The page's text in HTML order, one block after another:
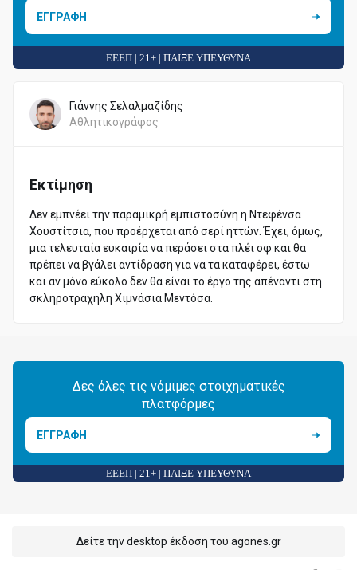
ΕΓΓΡΑΦΗ
ΕΕΕΠ | 21+ | ΠΑΙΞΕ ΥΠΕΥΘΥΝΑ
Γιάννης Σελαλμαζίδης
Αθλητικογράφος
Εκτίμηση
Δεν εμπνέει την παραμικρή εμπιστοσύνη η Ντεφένσα
Χουστίτσια, που προέρχεται από σερί ηττών. Έχει, όμως,
μια τελευταία ευκαιρία να περάσει στα πλέι οφ και θα
πρέπει να βγάλει αντίδραση για να τα καταφέρει, έστω
και αν μόνο εύκολο δεν θα είναι το έργο της απέναντι στη
σκληροτράχηλη Χιμνάσια Μεντόσα.
Δες όλες τις νόμιμες στοιχηματικές
πλατφόρμες
ΕΓΓΡΑΦΗ
ΕΕΕΠ | 21+ | ΠΑΙΞΕ ΥΠΕΥΘΥΝΑ
Δείτε την desktop έκδοση του agones.gr